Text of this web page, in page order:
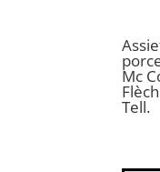
Mc
Tell.